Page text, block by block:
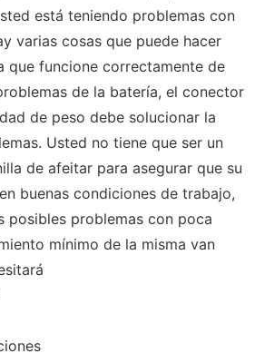
está teniendo problemas con
varias cosas que puede hacer
que funcione correctamente de
de la batería, el conector
de peso debe solucionar la
Usted no tiene que ser un
de afeitar para asegurar que su
buenas condiciones de trabajo,
posibles problemas con poca
mínimo de la misma van